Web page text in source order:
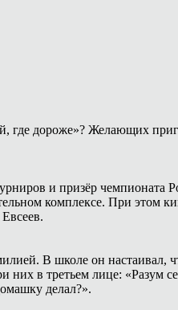
где дороже»? Желающих
и призёр чемпионата
комплексе. При этом
В школе он настаивал,
в третьем лице: «Разум
делал?».